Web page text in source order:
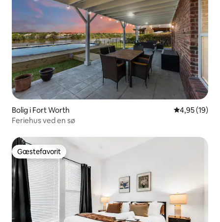
Bolig i Fort Worth 4,95 ud af 5
4,95 (19)
Feriehus ved en sø
Gæstefavorit
Gæstefavorit